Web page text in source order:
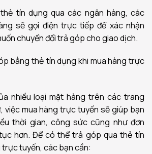
tín dụng qua các ngân hàng, các
sẽ gọi điện trực tiếp để xác nhận
chuyển đổi trả góp cho giao dịch.
bằng thẻ tín dụng khi mua hàng trực
nhiều loại mặt hàng trên các trang
việc mua hàng trực tuyến sẽ giúp bạn
thời gian, công sức cũng như đơn
hơn. Để có thể trả góp qua thẻ tín
tuyến, các bạn cần: